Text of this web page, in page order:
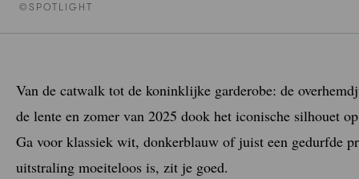
©SPOTLIGHT
Van de catwalk tot de koninklijke garderobe: de
de lente en zomer van 2025 dook het iconische silhouet
Ga voor klassiek wit, donkerblauw of juist een gedurfde
uitstraling moeiteloos is, zit je goed.